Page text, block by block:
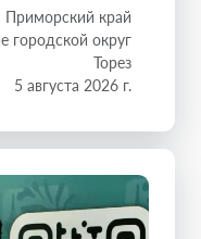
Приморский край
городской округ
Торез
5 августа 2026 г.